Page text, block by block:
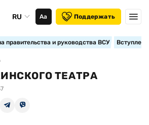
RU Аа Поддержать
правительства и руководства ВСУ
ТЕАТРА